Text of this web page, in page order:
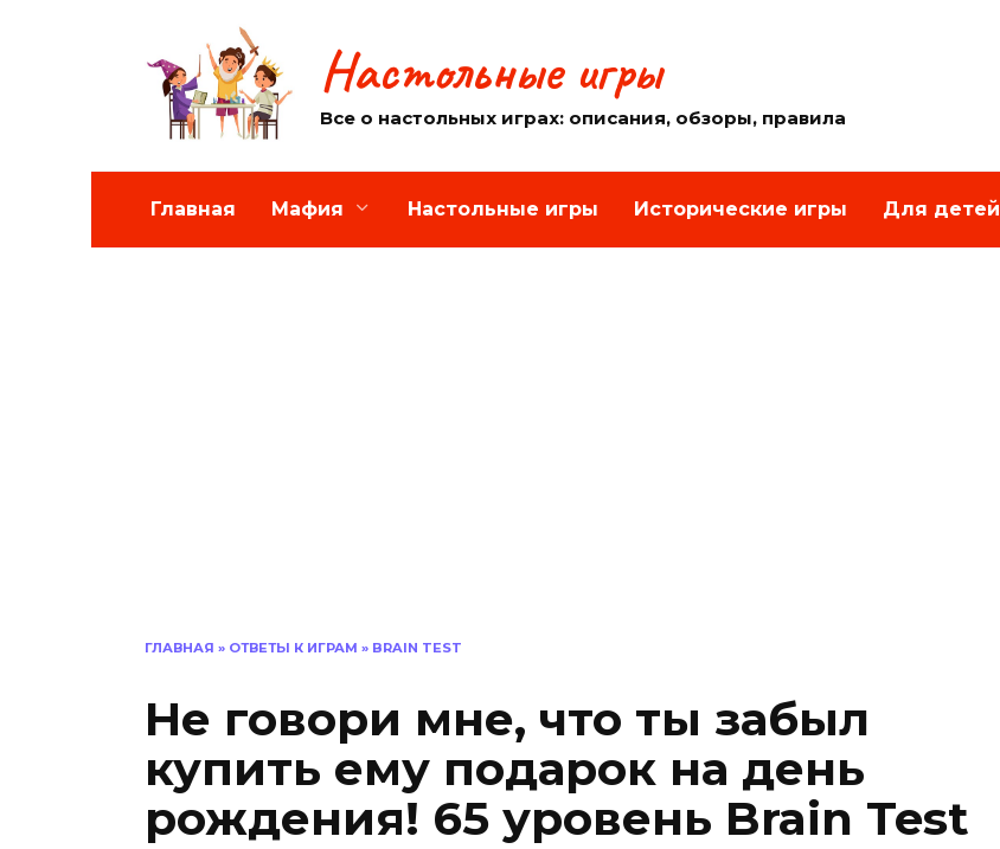
Настольные игры
Все о настольных играх: описания, обзоры, правила
Главная Мафия Настольные игры Исторические игры Для детей
ГЛАВНАЯ » ОТВЕТЫ К ИГРАМ » BRAIN TEST
Не говори мне, что ты забыл
купить ему подарок на день
рождения! 65 уровень Brain Test